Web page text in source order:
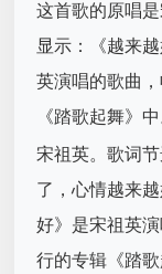
这首歌的原唱
显示：《越来
英演唱的歌曲
《踏歌起舞》中
宋祖英。歌词
了，心情越来
好》是宋祖英
行的专辑《踏